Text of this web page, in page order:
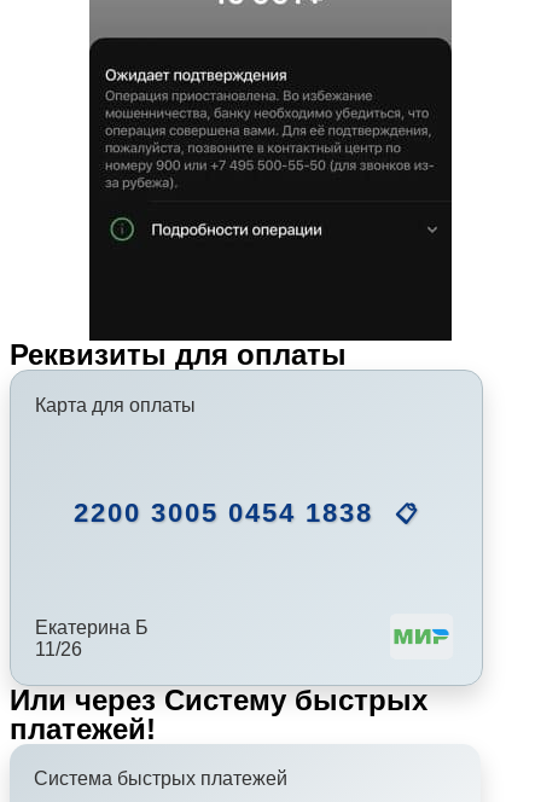
Реквизиты для оплаты
Карта для оплаты
2200 3005 0454 1838 📋
Екатерина Б
11/26
Или через Систему быстрых
платежей!
Система быстрых платежей